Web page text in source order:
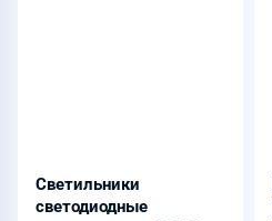
Светильники
светодиодные